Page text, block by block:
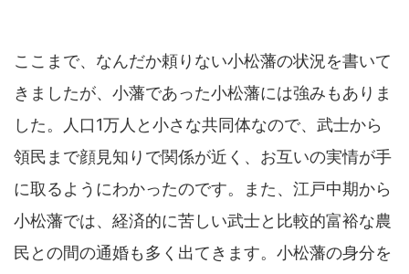
ここまで、なんだか頼りない小松藩の状況を書いて
きましたが、小藩であった小松藩には強みもありま
した。人口1万人と小さな共同体なので、武士から
領民まで顔見知りで関係が近く、お互いの実情が手
に取るようにわかったのです。また、江戸中期から
小松藩では、経済的に苦しい武士と比較的富裕な農
民との間の通婚も多く出てきます。小松藩の身分を